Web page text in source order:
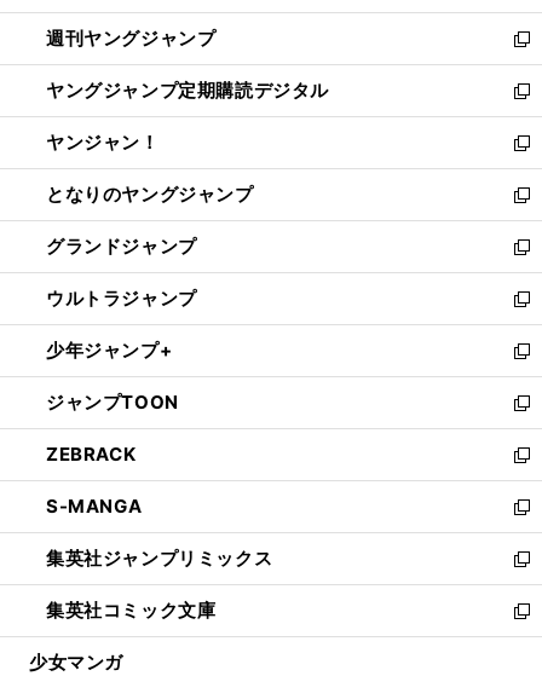
開
く
ウ
で
開
く
ン
ド
ウ
で
開
く
ウ
ィ
ン
ド
ウ
で
開
く
週刊ヤングジャンプ
新
し
い
ウ
ィ
ン
ド
ウ
で
開
く
ヤングジャンプ定期購読デジタル
新
し
い
ウ
ィ
ン
ド
ウ
で
開
く
ヤンジャン！
新
し
い
ウ
ィ
ン
ド
ウ
で
開
く
となりのヤングジャンプ
新
し
い
ウ
ィ
ン
ド
ウ
で
開
く
グランドジャンプ
新
し
い
ウ
ィ
ン
ド
ウ
で
開
く
ウルトラジャンプ
新
し
い
ウ
ィ
ン
ド
ウ
で
開
く
少年ジャンプ+
新
し
い
ウ
ィ
ン
ド
ウ
で
開
く
ジャンプTOON
新
し
い
ウ
ィ
ン
ド
ウ
で
開
ZEBRACK
新
し
い
ウ
ィ
ン
ド
ウ
S-MANGA
新
し
い
ウ
ィ
ン
集英社ジャンプリミックス
新
し
い
ウ
集英社コミック文庫
新
し
少女マンガ